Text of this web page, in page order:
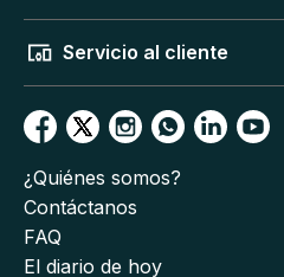
Servicio al cliente
¿Quiénes somos?
Contáctanos
FAQ
El diario de hoy